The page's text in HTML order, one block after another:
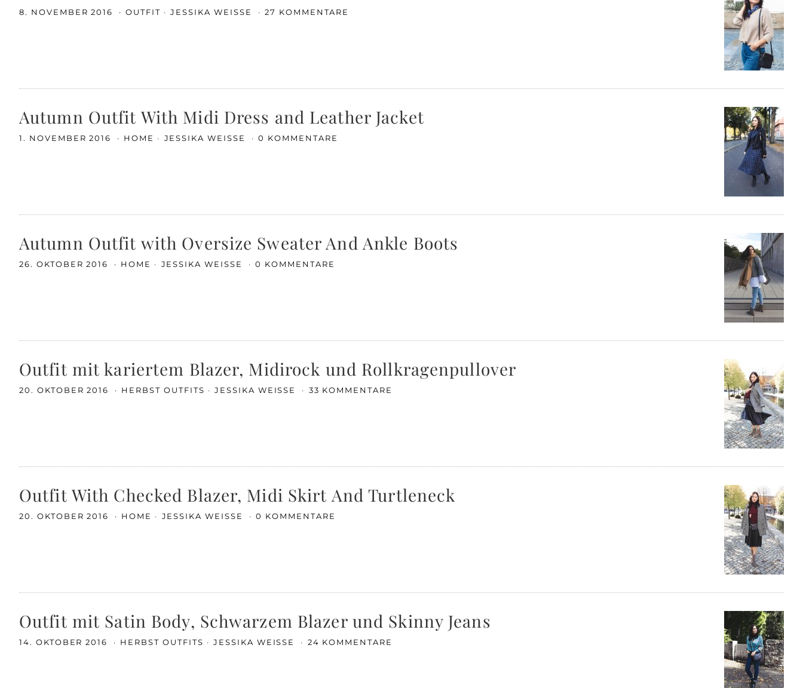
8. NOVEMBER 2016 OUTFIT JESSIKA WEISSE 27 KOMMENTARE
Autumn Outfit With Midi Dress and Leather Jacket
1. NOVEMBER 2016 HOME JESSIKA WEISSE 0 KOMMENTARE
Autumn Outfit with Oversize Sweater And Ankle Boots
26. OKTOBER 2016 HOME JESSIKA WEISSE 0 KOMMENTARE
Outfit mit kariertem Blazer, Midirock und Rollkragenpullover
20. OKTOBER 2016 HERBST OUTFITS JESSIKA WEISSE 33 KOMMENTARE
Outfit With Checked Blazer, Midi Skirt And Turtleneck
20. OKTOBER 2016 HOME JESSIKA WEISSE 0 KOMMENTARE
Outfit mit Satin Body, Schwarzem Blazer und Skinny Jeans
14. OKTOBER 2016 HERBST OUTFITS JESSIKA WEISSE 24 KOMMENTARE